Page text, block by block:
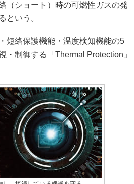
（ショート）時の可燃性ガスの発
という。
短絡保護機能・温度検知機能の5
制御する「Thermal Protection」